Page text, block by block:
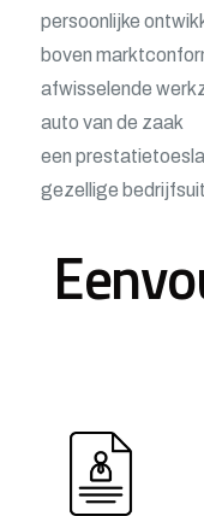
persoonlijke
boven
afwisselende
auto van de zaak
een
gezellige